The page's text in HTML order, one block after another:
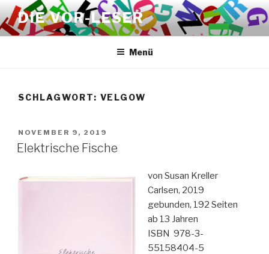
Zum
Inhalt
springen
DIE VOR-LESER
Menü
SCHLAGWORT: VELGOW
VERÖFFENTLICHT
AM
NOVEMBER 9, 2019
Elektrische Fische
von Susan Kreller
Carlsen, 2019
gebunden, 192 Seiten
ab 13 Jahren
ISBN 978-3-
55158404-5